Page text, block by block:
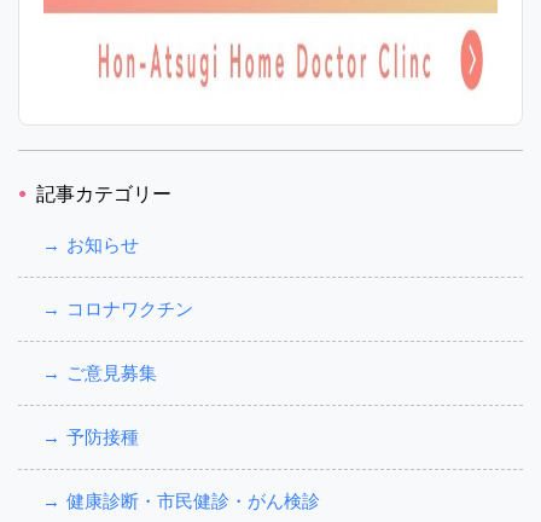
記事カテゴリー
お知らせ
コロナワクチン
ご意見募集
予防接種
健康診断・市民健診・がん検診